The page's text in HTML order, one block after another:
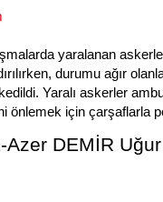
yaralanan
durumu ağır
Yaralı askerler
önlemek için çarşaflarla
DEMİR